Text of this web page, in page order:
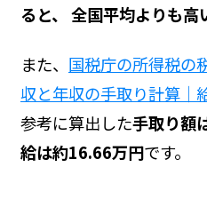
ると、 全国平均よりも高
また、 国税庁の所得税の
収と年収の手取り計算｜
参考に算出した手取り額
給は約16.66万円です。